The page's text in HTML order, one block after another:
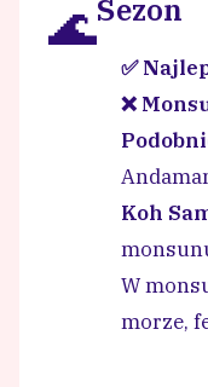
🌊Sezon
✅
❌
Koh
W
morze,